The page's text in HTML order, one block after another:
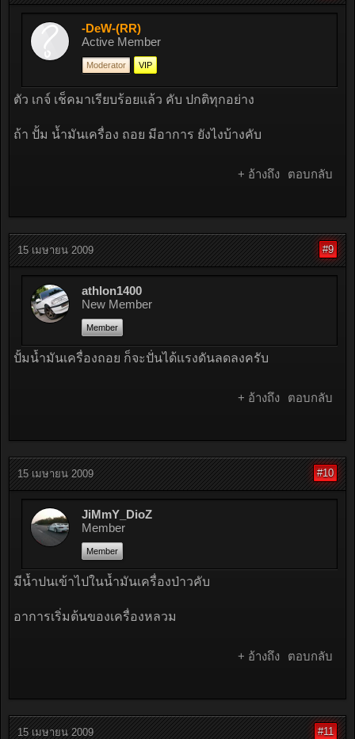
-DeW-(RR)
Active Member
Moderator VIP
ตัว เกจ์ เช็คมาเรียบร้อยแล้ว คับ ปกติทุกอย่าง
ถ้า ปั้ม น้ำมันเครื่อง ถอย มีอาการ ยังไงบ้างคับ
+ อ้างถึง ตอบกลับ
15 เมษายน 2009 #9
athlon1400
New Member
Member
ปั้มน้ำมันเครื่องถอย ก็จะปั่นได้แรงดันลดลงครับ
+ อ้างถึง ตอบกลับ
15 เมษายน 2009 #10
JiMmY_DioZ
Member
Member
มีน้ำปนเข้าไปในน้ำมันเครื่องป่าวคับ
อาการเริ่มต้นของเครื่องหลวม
+ อ้างถึง ตอบกลับ
15 เมษายน 2009 #11